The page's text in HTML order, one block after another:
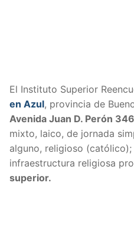
El Instituto Superior
en Azul, provincia de
Avenida Juan D. Perón 346
mixto, laico, de jornada
alguno, religioso
infraestructura religiosa
superior.